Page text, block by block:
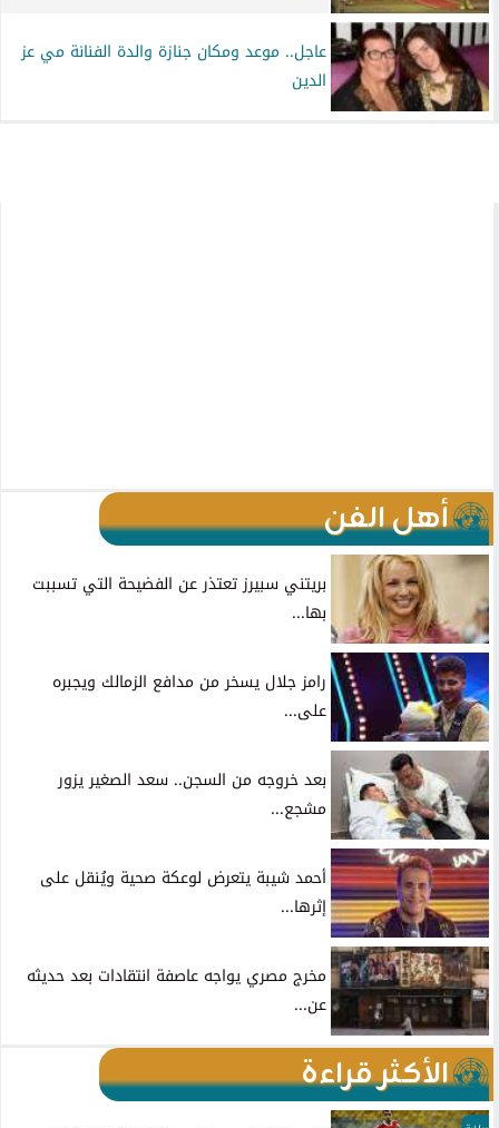
عاجل.. موعد ومكان جنازة والدة الفنانة مي عز
الدين
أهل الفن
بريتني سبيرز تعتذر عن الفضيحة التي تسببت
بها...
رامز جلال يسخر من مدافع الزمالك ويجبره
على...
بعد خروجه من السجن.. سعد الصغير يزور
مشجع...
أحمد شيبة يتعرض لوعكة صحية ويُنقل على
إثرها...
مخرج مصري يواجه عاصفة انتقادات بعد حديثه
عن...
الأكثر قراءة